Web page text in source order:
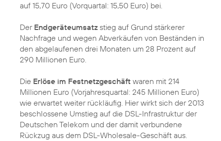
auf 15,70 Euro (Vorquartal: 15,50 Euro) bei.
Der Endgeräteumsatz stieg auf Grund stärkerer
Nachfrage und wegen Abverkäufen von Beständen in
den abgelaufenen drei Monaten um 28 Prozent auf
290 Millionen Euro.
Die Erlöse im Festnetzgeschäft waren mit 214
Millionen Euro (Vorjahresquartal: 245 Millionen Euro)
wie erwartet weiter rückläufig. Hier wirkt sich der 2013
beschlossene Umstieg auf die DSL-Infrastruktur der
Deutschen Telekom und der damit verbundene
Rückzug aus dem DSL-Wholesale-Geschäft aus.